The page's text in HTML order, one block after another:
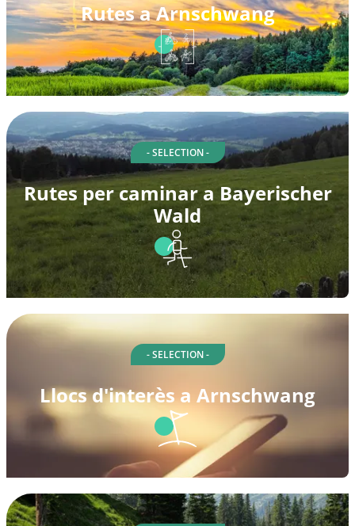
Rutes a Arnschwang
- SELECTION -
Rutes per caminar a Bayerischer
Wald
- SELECTION -
Llocs d'interès a Arnschwang